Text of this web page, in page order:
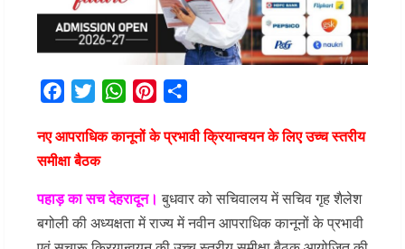
FacebookTwitterWhatsAppPinterest
नए आपराधिक कानूनों के प्रभावी क्रियान्वयन के लिए उच्च स्तरीय
समीक्षा बैठक
पहाड़ का सच देहरादून। बुधवार को सचिवालय में सचिव गृह शैलेश
बगोली की अध्यक्षता में राज्य में नवीन आपराधिक कानूनों के प्रभावी